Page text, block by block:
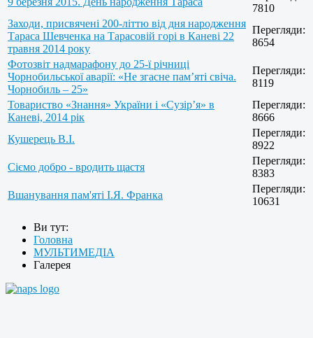
7810
Заходи, присвячені 200-літтю від дня народження
Тараса Шевченка на Тарасовій горі в Каневі 22
травня 2014 року
Перегляди:
8654
Фотозвіт надмарафону до 25-ї річниці
Чорнобильської аварії: «Не згасне пам’яті свіча.
Чорнобиль – 25»
Перегляди:
8119
Товариство «Знання» України і «Сузір’я» в
Каневі, 2014 рік
Перегляди:
8666
Кушерець В.І.
Перегляди:
8922
Сіємо добро - вродить щастя
Перегляди:
8383
Вшанування пам'яті І.Я. Франка
Перегляди:
10631
Ви тут:
Головна
МУЛЬТИМЕДІА
Галерея